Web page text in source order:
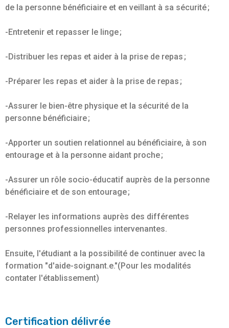
de la personne bénéficiaire et en veillant à sa sécurité ;
-Entretenir et repasser le linge ;
-Distribuer les repas et aider à la prise de repas ;
-Préparer les repas et aider à la prise de repas ;
-Assurer le bien-être physique et la sécurité de la
personne bénéficiaire ;
-Apporter un soutien relationnel au bénéficiaire, à son
entourage et à la personne aidant proche ;
-Assurer un rôle socio-éducatif auprès de la personne
bénéficiaire et de son entourage ;
-Relayer les informations auprès des différentes
personnes professionnelles intervenantes.
Ensuite, l'étudiant a la possibilité de continuer avec la
formation "d'aide-soignant.e."(Pour les modalités
contater l'établissement)
Certification délivrée